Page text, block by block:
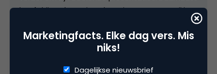
heeft hij veel ervaring als projectmanager. Hij is
Amsterdam, Commerciële Economie.
Marketingfacts. Elke dag vers. Mis
niks!
Dagelijkse nieuwsbrief